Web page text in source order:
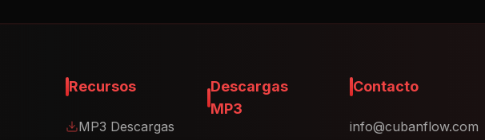
Recursos
MP3 Descargas
Descargas
MP3
Contacto
info@cubanflow.com